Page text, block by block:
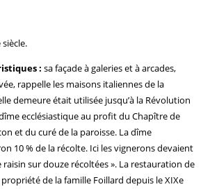
siècle.
: sa façade à galeries et à arcades,
rappelle les maisons italiennes de la
demeure était utilisée jusqu’à la Révolution
ecclésiastique au profit du Chapître de
et du curé de la paroisse. La dîme
10 % de la récolte. Ici les vignerons devaient
raisin sur douze récoltées ». La restauration de
de la famille Foillard depuis le XIXe